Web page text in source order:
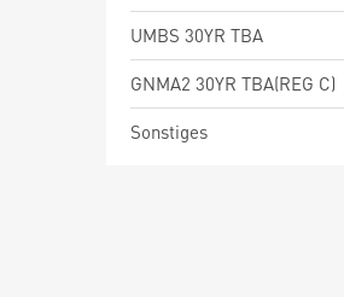
UMBS 30YR TBA
GNMA2 30YR TBA(REG C)
Sonstiges